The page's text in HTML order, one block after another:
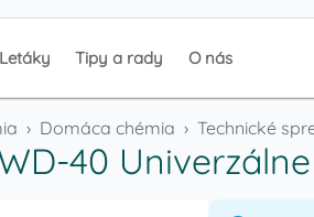
Letáky Tipy a rady O nás
› Domáca chémia › Technické
40